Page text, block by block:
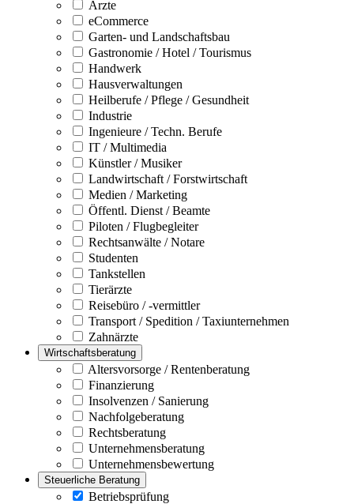
Ärzte
eCommerce
Garten- und Landschaftsbau
Gastronomie / Hotel / Tourismus
Handwerk
Hausverwaltungen
Heilberufe / Pflege / Gesundheit
Industrie
Ingenieure / Techn. Berufe
IT / Multimedia
Künstler / Musiker
Landwirtschaft / Forstwirtschaft
Medien / Marketing
Öffentl. Dienst / Beamte
Piloten / Flugbegleiter
Rechtsanwälte / Notare
Studenten
Tankstellen
Tierärzte
Reisebüro / -vermittler
Transport / Spedition / Taxiunternehmen
Zahnärzte
Wirtschaftsberatung
Altersvorsorge / Rentenberatung
Finanzierung
Insolvenzen / Sanierung
Nachfolgeberatung
Rechtsberatung
Unternehmensberatung
Unternehmensbewertung
Steuerliche Beratung
Betriebsprüfung